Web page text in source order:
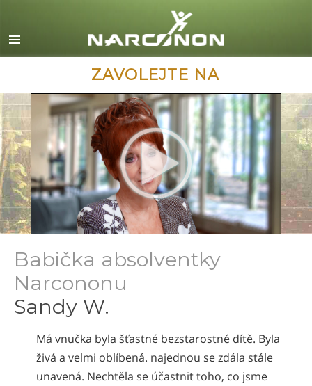
English
Dansk
Deutsch
Ελληνικά (Greek)
Español
Français
Hebrew
Magyar
Italiano
Macedonian
Portuguès
Русский (Russian)
ZAVOLEJTE NA
Babička absolventky
Narcononu
Sandy W.
Má vnučka byla šťastné bezstarostné dítě. Byla
živá a velmi oblíbená. najednou se zdála stále
unavená. Nechtěla se účastnit toho, co jsme